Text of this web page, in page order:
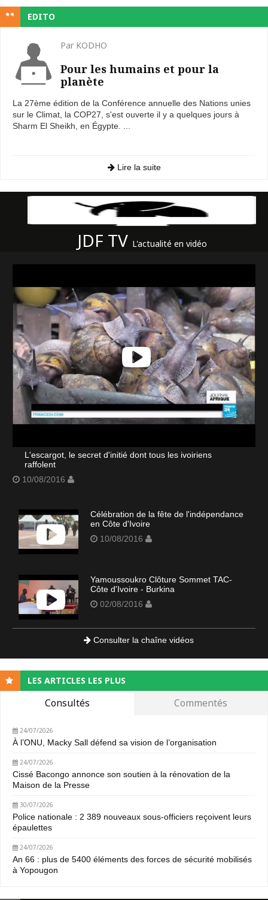
EDITO
Par KODHO
Pour les humains et pour la
planète
La 27ème édition de la Conférence annuelle des Nations unies
sur le Climat, la COP27, s'est ouverte il y a quelques jours à
Sharm El Sheikh, en Égypte. ...
Lire la suite
JDF TV L'actualité en vidéo
L'escargot, le secret d'initié dont tous les ivoiriens
raffolent
10/08/2016
Célébration de la fête de l'indépendance
en Côte d'Ivoire
10/08/2016
Yamoussoukro Clôture Sommet TAC-
Côte d'Ivoire - Burkina
02/08/2016
Consulter la chaîne vidéos
LES ARTICLES LES PLUS
Consultés Commentés
24/07/2026
À l’ONU, Macky Sall défend sa vision de l’organisation
24/07/2026
Cissé Bacongo annonce son soutien à la rénovation de la
Maison de la Presse
30/07/2026
Police nationale : 2 389 nouveaux sous-officiers reçoivent leurs
épaulettes
24/07/2026
An 66 : plus de 5400 éléments des forces de sécurité mobilisés
à Yopougon